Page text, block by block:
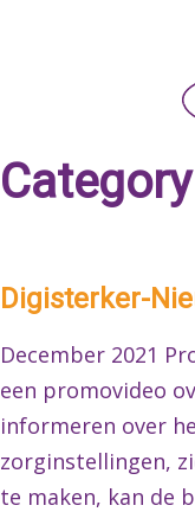
Digisterker-
December 2021
een promovideo
informeren over
zorginstellingen,
te maken, kan de